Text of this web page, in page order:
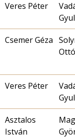
Veres Péter
Csemer Géza
Ottó
Veres Péter
Asztalos
István